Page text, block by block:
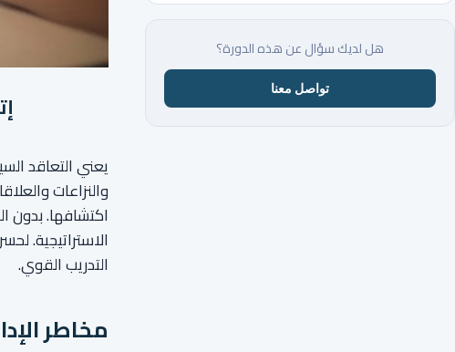
هل لديك سؤال عن هذه الدورة؟
تواصل معنا
يعني التعاقد
والنزاعات
اكتشافها. بدون
الاستراتيجية.
التدريب القوي.
مخاطر